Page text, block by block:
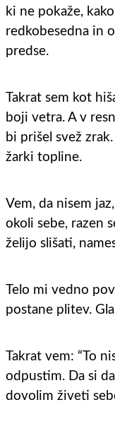
ki ne pokaže,
redkobesedna in
predse.
Takrat sem kot
boji vetra. A v
bi prišel svež
žarki topline.
Vem, da nisem
okoli sebe, razen
želijo slišati,
Telo mi vedno
postane plitev.
Takrat vem: “To
odpustim. Da si
dovolim živeti